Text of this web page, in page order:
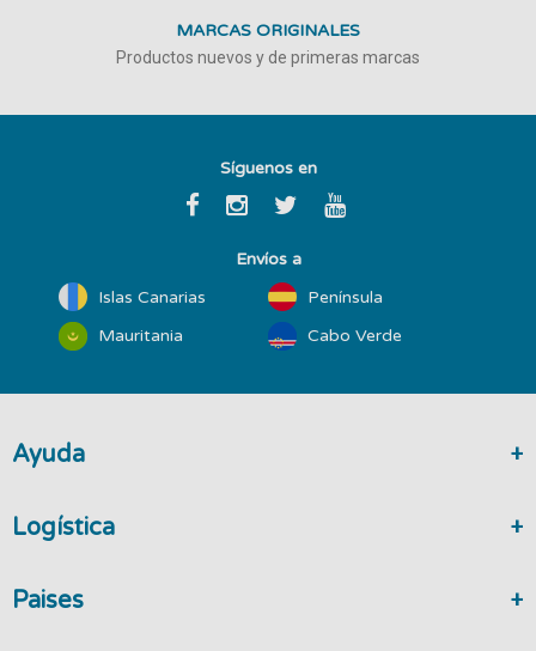
MARCAS ORIGINALES
Productos nuevos y de primeras marcas
Síguenos en
Envíos a
Islas Canarias
Península
Mauritania
Cabo Verde
Ayuda
Logística
Paises